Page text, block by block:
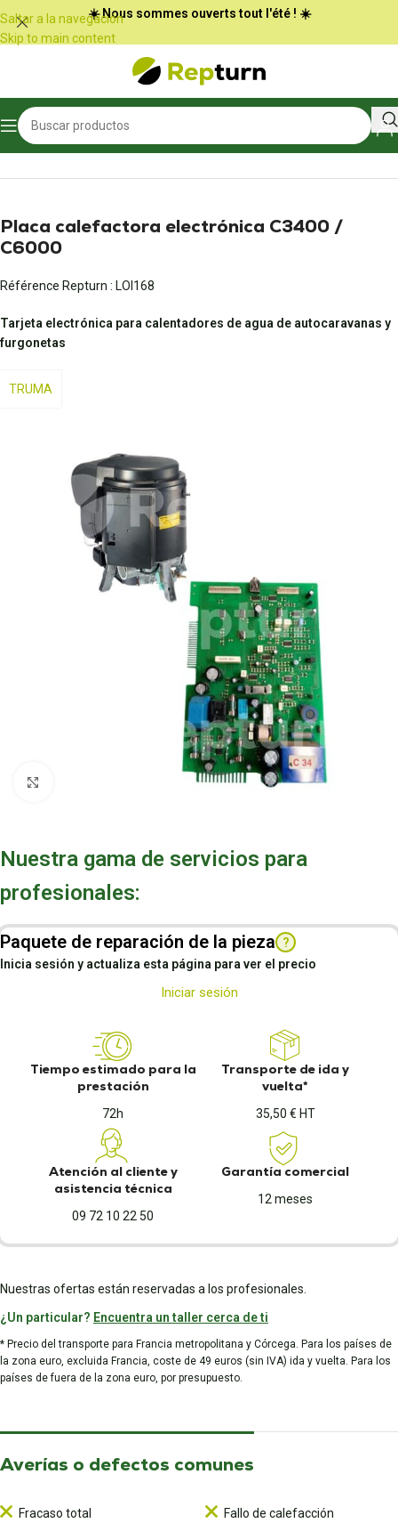
Panel de gestión de cookies
Saltar a la navegación
Skip to main content
☀️ Nous sommes ouverts tout l'été ! ☀️
Inicio/Autocaravanas y furgonetas
Placa calefactora electrónica C3400 /
C6000
Référence Repturn : LOI168
Tarjeta electrónica para calentadores de agua de autocaravanas y
furgonetas
TRUMA
Nuestra gama de servicios para
profesionales:
Paquete de reparación de la pieza ?
Inicia sesión y actualiza esta página para ver el precio
Iniciar sesión
Tiempo estimado para la
prestación
72h
Transporte de ida y
vuelta*
35,50 € HT
Atención al cliente y
asistencia técnica
09 72 10 22 50
Garantía comercial
12 meses
Nuestras ofertas están reservadas a los profesionales.
¿Un particular? Encuentra un taller cerca de ti
* Precio del transporte para Francia metropolitana y Córcega. Para los países de
la zona euro, excluida Francia, coste de 49 euros (sin IVA) ida y vuelta. Para los
países de fuera de la zona euro, por presupuesto.
Averías o defectos comunes
Fracaso total Fallo de calefacción